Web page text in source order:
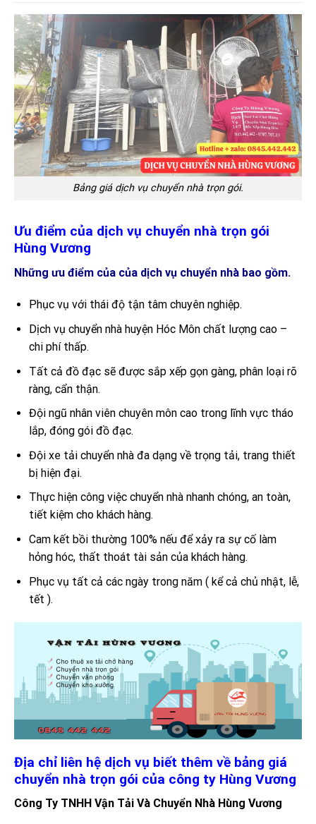
Bảng giá dịch vụ chuyển nhà trọn gói.
Ưu điểm của dịch vụ chuyển nhà trọn gói
Hùng Vương
Những ưu điểm của của dịch vụ chuyển nhà bao gồm.
Phục vụ với thái độ tận tâm chuyên nghiệp.
Dịch vụ chuyển nhà huyện Hóc Môn chất lượng cao –
chi phí thấp.
Tất cả đồ đạc sẽ được sắp xếp gọn gàng, phân loại rõ
ràng, cẩn thận.
Đội ngũ nhân viên chuyên môn cao trong lĩnh vực tháo
lắp, đóng gói đồ đạc.
Đội xe tải chuyển nhà đa dạng về trọng tải, trang thiết
bị hiện đại.
Thực hiện công việc chuyển nhà nhanh chóng, an toàn,
tiết kiệm cho khách hàng.
Cam kết bồi thường 100% nếu để xảy ra sự cố làm
hỏng hóc, thất thoát tài sản của khách hàng.
Phục vụ tất cả các ngày trong năm ( kể cả chủ nhật, lễ,
tết ).
Địa chỉ liên hệ dịch vụ biết thêm về bảng giá
chuyển nhà trọn gói của công ty Hùng Vương
Công Ty TNHH Vận Tải Và Chuyển Nhà Hùng Vương